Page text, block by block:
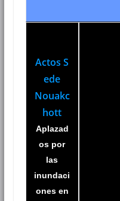
Actos S
ede
Nouakc
hott
Aplazad
os por
las
inundaci
ones en